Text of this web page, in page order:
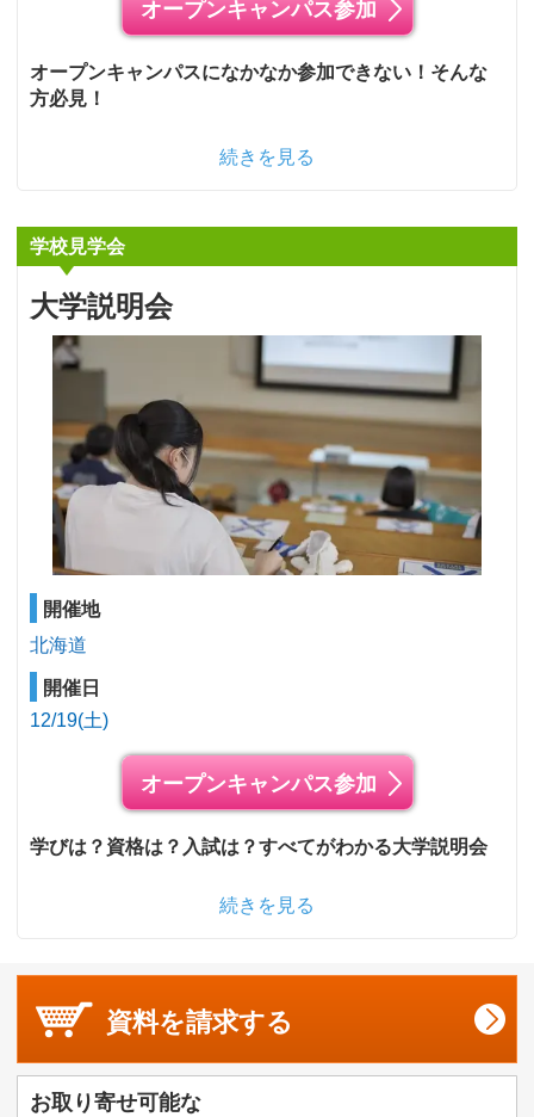
オープンキャンパス参加
オープンキャンパスになかなか参加できない！そんな
方必見！
続きを見る
学校見学会
大学説明会
開催地
北海道
開催日
12/19(土)
オープンキャンパス参加
学びは？資格は？入試は？すべてがわかる大学説明会
続きを見る
資料を請求する
お取り寄せ可能な